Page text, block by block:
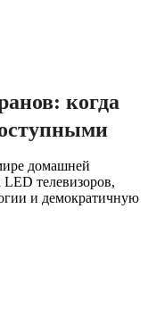
когда
домашней
телевизоров,
и демократичную